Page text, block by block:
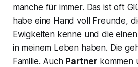
manche für immer. Das ist oft
habe eine Hand voll Freunde,
Ewigkeiten kenne und die
in meinem Leben haben. Die
Familie. Auch Partner kommen